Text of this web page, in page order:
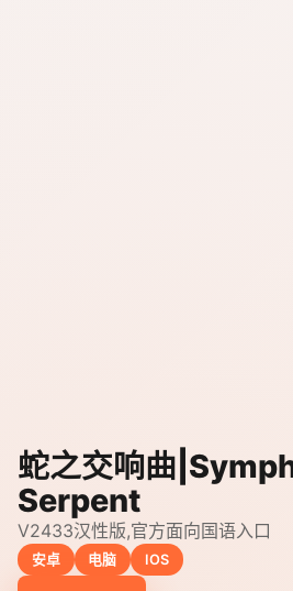
蛇之交响曲
Serpent
V2433汉性版,官方面向国语入口
安卓 电脑 IOS